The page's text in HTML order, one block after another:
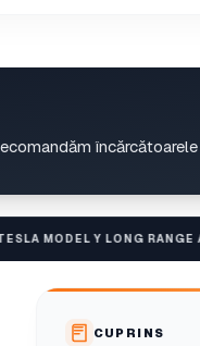
încărcătoarele
RANGE AWD
CUPRINS